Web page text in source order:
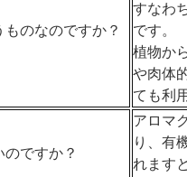
のなのですか？
すなわ
です。
植物か
や肉体
ても利
ですか？
アロマ
り、有
れます